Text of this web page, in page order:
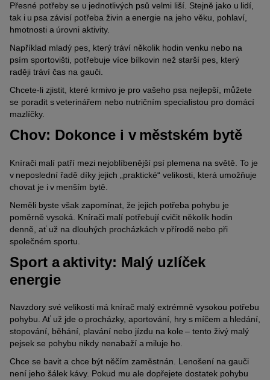
Přesné potřeby se u jednotlivých psů velmi liší. Stejně jako u lidí,
tak i u psa závisí potřeba živin a energie na jeho věku, pohlaví,
hmotnosti a úrovni aktivity.
Například mladý pes, který tráví několik hodin venku nebo na
psím sportovišti, potřebuje více bílkovin než starší pes, který
raději tráví čas na gauči.
Chcete-li zjistit, které krmivo je pro vašeho psa nejlepší, můžete
se poradit s veterinářem nebo nutričním specialistou pro domácí
mazlíčky.
Chov: Dokonce i v městském bytě
Knírači malí patří mezi nejoblíbenější psí plemena na světě. To je
v neposlední řadě díky jejich „praktické“ velikosti, která umožňuje
chovat je i v menším bytě.
Neměli byste však zapomínat, že jejich potřeba pohybu je
poměrně vysoká. Knírači malí potřebují cvičit několik hodin
denně, ať už na dlouhých procházkách v přírodě nebo při
společném sportu.
Sport a aktivity: Malý uzlíček
energie
Navzdory své velikosti má knírač malý extrémně vysokou potřebu
pohybu. Ať už jde o procházky, aportování, hry s míčem a hledání,
stopování, běhání, plavání nebo jízdu na kole – tento živý malý
pejsek se pohybu nikdy nenabaží a miluje ho.
Chce se bavit a chce být něčím zaměstnán. Lenošení na gauči
není jeho šálek kávy. Pokud mu ale dopřejete dostatek pohybu